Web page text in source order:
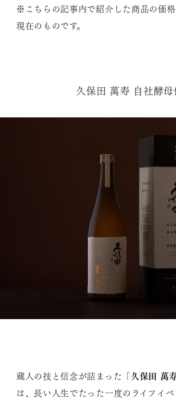
※こちらの記事内で紹介した商品の価
現在のものです。
久保田 萬寿 自社酵母
蔵人の技と信念が詰まった「久保田 萬
は、長い人生でたった一度のライフイ